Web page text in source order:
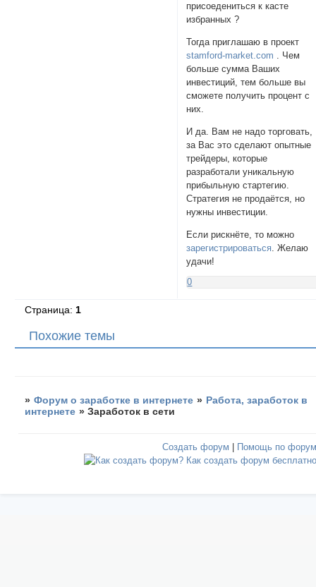
присоедениться к касте
избранных ?
Тогда приглашаю в проект
stamford-market.com . Чем
больше сумма Ваших
инвестиций, тем больше вы
сможете получить процент с
них.
И да. Вам не надо торговать,
за Вас это сделают опытные
трейдеры, которые
разработали уникальную
прибыльную стартегию.
Стратегия не продаётся, но
нужны инвестиции.
Если рискнёте, то можно
зарегистрироваться . Желаю
удачи!
0
Страница: 1
Похожие темы
» Форум о заработке в интернете » Работа, заработок в
интернете »Заработок в сети
Создать форум Помощь по